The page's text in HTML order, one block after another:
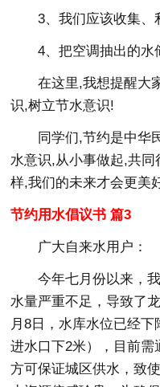
3、我们应该收集、
4、把空调抽出的水
在这里,我想提醒大
识,树立节水意识!
同学们,节约是中华
水意识,从小事做起,共
样,我们的未来才会更美
节约用水倡议书 篇3
广大自来水用户：
今年七月份以来，
水量严重不足，导致了
月8日，水库水位已经
进水口下2米），目前
方可保证城区供水，致